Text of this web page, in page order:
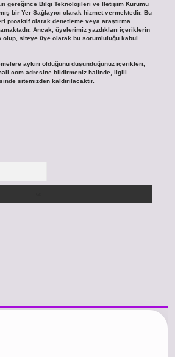
gereğince Bilgi Teknolojileri ve İletişim Kurumu
bir Yer Sağlayıcı olarak hizmet vermektedir. Bu
proaktif olarak denetleme veya araştırma
Ancak, üyelerimiz yazdıkları içeriklerin
olup, siteye üye olarak bu sorumluluğu kabul
aykırı olduğunu düşündüğünüz içerikleri,
adresine bildirmeniz halinde, ilgili
sitemizden kaldırılacaktır.